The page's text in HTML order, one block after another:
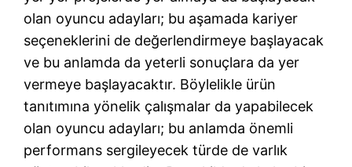
olan oyuncu adayları; bu aşamada kariyer
seçeneklerini de değerlendirmeye başlayacak
ve bu anlamda da yeterli sonuçlara da yer
vermeye başlayacaktır. Böylelikle ürün
tanıtımına yönelik çalışmalar da yapabilecek
olan oyuncu adayları; bu anlamda önemli
performans sergileyecek türde de varlık